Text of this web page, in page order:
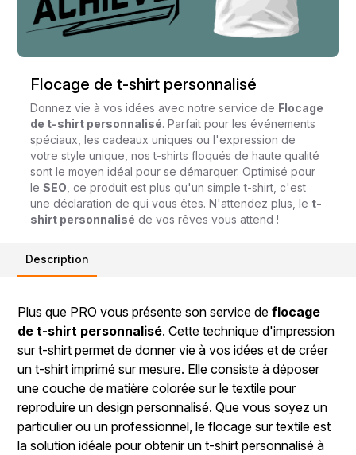
Flocage de t-shirt personnalisé
Donnez vie à vos idées avec notre service de Flocage
de t-shirt personnalisé. Parfait pour les événements
spéciaux, les cadeaux uniques ou l'expression de
votre style unique, nos t-shirts floqués de haute qualité
sont le moyen idéal pour se démarquer. Optimisé pour
leSEO , ce produit est plus qu'un simple t-shirt, c'est
une déclaration de qui vous êtes. N'attendez plus, le t-
shirt personnalisé de vos rêves vous attend !
Description
Plus que PRO vous présente son service deflocage
de t-shirt personnalisé. Cette technique d'impression
sur t-shirt permet de donner vie à vos idées et de créer
un t-shirt imprimé sur mesure. Elle consiste à déposer
une couche de matière colorée sur le textile pour
reproduire un design personnalisé. Que vous soyez un
particulier ou un professionnel, le flocage sur textile est
la solution idéale pour obtenir un t-shirt personnalisé à